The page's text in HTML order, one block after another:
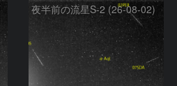
夜半前の流星S-2 (26-08-02)